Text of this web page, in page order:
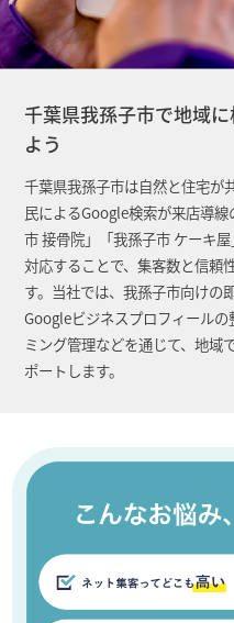
千葉県我孫子市で地域
よう
千葉県我孫子市は自然と住宅が
民によるGoogle検索が来店導
市 接骨院」「我孫子市 ケーキ
対応することで、集客数と信頼
す。当社では、我孫子市向けの
Googleビジネスプロフィール
ミング管理などを通じて、地域
ポートします。